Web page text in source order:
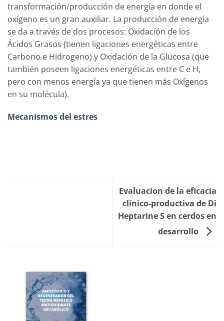
transformación/producción de energía en donde el
oxígeno es un gran auxiliar. La producción de energía
se da a través de dos procesos: Oxidación de los
Ácidos Grasos (tienen ligaciones energéticas entre
Carbono e Hidrogeno) y Oxidación de la Glucosa (que
también poseen ligaciones energéticas entre C e H,
pero con menos energía ya que tienen más Oxígenos
en su molécula).
Mecanismos del estres
Evaluacion de la eficacia
clinico-productiva de Di
Heptarine S en cerdos en
desarrollo